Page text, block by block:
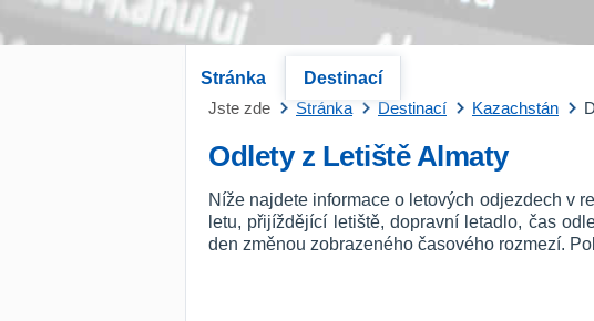
Stránka
Destinací
Jste zde
Stránka Destinací Kazachstán
Odlety z Letiště Almaty
Níže najdete informace o letových odjezdech v
letu, přijíždějící letiště, dopravní letadlo, čas
den změnou zobrazeného časového rozmezí.